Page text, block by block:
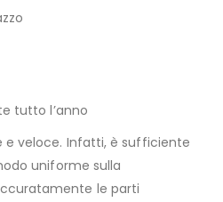
tutto l’anno
e veloce. Infatti, è sufficiente
uniforme sulla
le parti